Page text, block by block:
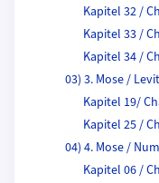
Kapitel 32 /
Kapitel 33 /
Kapitel 34 /
03) 3. Mose /
Kapitel 19/
Kapitel 25 /
04) 4. Mose /
Kapitel 06 /